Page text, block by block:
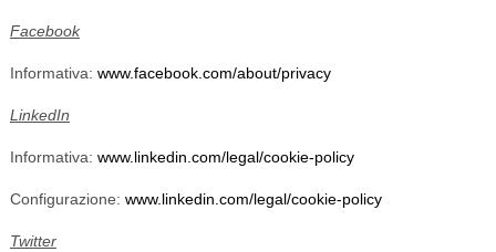
Facebook
Informativa: www.facebook.com/about/privacy
LinkedIn
Informativa: www.linkedin.com/legal/cookie-policy
Configurazione: www.linkedin.com/legal/cookie-policy
Twitter